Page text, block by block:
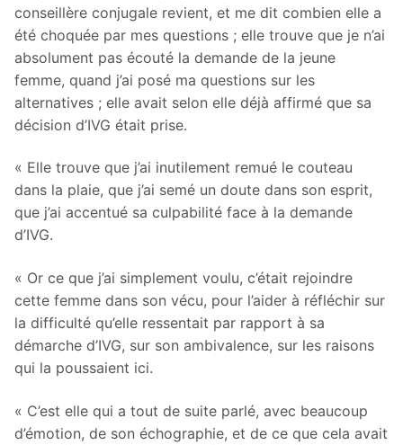
conseillère conjugale revient, et me dit combien elle a
été choquée par mes questions ; elle trouve que je n’ai
absolument pas écouté la demande de la jeune
femme, quand j’ai posé ma questions sur les
alternatives ; elle avait selon elle déjà affirmé que sa
décision d’IVG était prise.
« Elle trouve que j’ai inutilement remué le couteau
dans la plaie, que j’ai semé un doute dans son esprit,
que j’ai accentué sa culpabilité face à la demande
d’IVG.
« Or ce que j’ai simplement voulu, c’était rejoindre
cette femme dans son vécu, pour l’aider à réfléchir sur
la difficulté qu’elle ressentait par rapport à sa
démarche d’IVG, sur son ambivalence, sur les raisons
qui la poussaient ici.
« C’est elle qui a tout de suite parlé, avec beaucoup
d’émotion, de son échographie, et de ce que cela avait